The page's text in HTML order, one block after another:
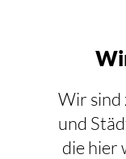
Wir sind
und
die hier